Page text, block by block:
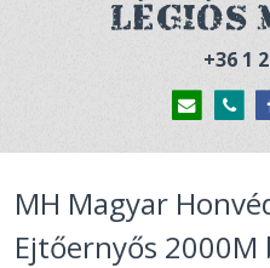
+36 1
MH Magyar
Ejtőernyős